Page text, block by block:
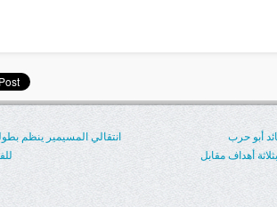
انتقالي المسيمير ينظم
أبو حرب
أهداف مقابل